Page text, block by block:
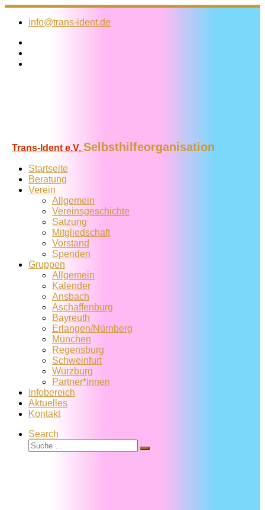
Zum
Inhalt
info@trans-ident.de
Trans-Ident e.V. Selbsthilfeorganisation
Startseite
Beratung
Verein
Allgemein
Vereins­geschichte
Satzung
Mitglied­schaft
Vorstand
Spenden
Gruppen
Allgemein
Kalender
Ansbach
Aschaffenburg
Bayreuth
Erlangen/Nürnberg
München
Regensburg
Schweinfurt
Würzburg
Partner*innen
Infobereich
Aktuelles
Kontakt
Search
Suche
Suche